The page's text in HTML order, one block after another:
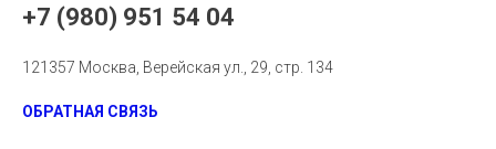
+7 (980) 951 54 04
121357 Москва, Верейская ул., 29, стр. 134
ОБРАТНАЯ СВЯЗЬ